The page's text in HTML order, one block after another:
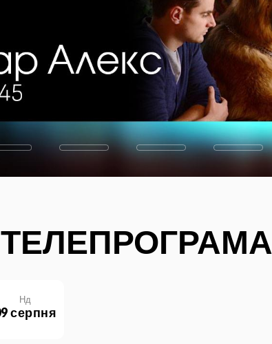
ТЕЛЕПРОГРАМА
Нд
09 серпня